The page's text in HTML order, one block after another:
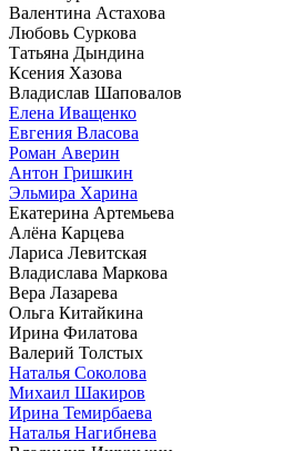
Валентина Астахова
Любовь Суркова
Татьяна Дындина
Ксения Хазова
Владислав Шаповалов
Елена Иващенко
Евгения Власова
Роман Аверин
Антон Гришкин
Эльмира Харина
Екатерина Артемьева
Алёна Карцева
Лариса Левитская
Владислава Маркова
Вера Лазарева
Ольга Китайкина
Ирина Филатова
Валерий Толстых
Наталья Соколова
Михаил Шакиров
Ирина Темирбаева
Наталья Нагибнева